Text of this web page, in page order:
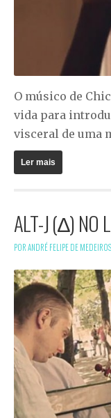
O músico de
vida para
visceral de uma
Ler mais
ALT-J (∆) NO
POR ANDRÉ FELIPE DE